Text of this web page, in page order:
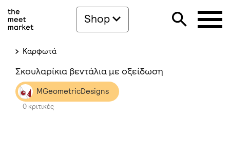
Shop
Καρφωτά
Σκουλαρίκια βεντάλια με οξείδωση
MGeometricDesigns
0 κριτικές